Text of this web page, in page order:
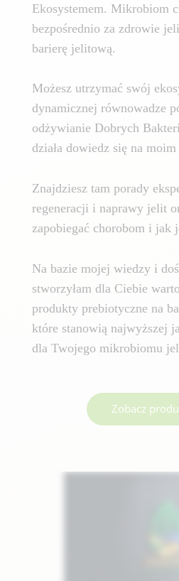
Ekosystemem. Mikrobiom
bezpośrednio za zdrowie
barierę jelitową.
Możesz utrzymać swój
dynamicznej równowadze
odżywianie Dobrych
działa dowiedz się na
Znajdziesz tam porady
regeneracji i naprawy jelit
zapobiegać chorobom i jak
Na bazie mojej wiedzy i
stworzyłam dla Ciebie
produkty prebiotyczne na
które stanowią najwyższej
dla Twojego mikrobiomu
Zobacz